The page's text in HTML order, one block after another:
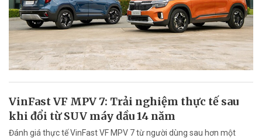
VinFast VF MPV 7: Trải nghiệm thực tế sau
khi đổi từ SUV máy dầu 14 năm
Đánh giá thực tế VinFast VF MPV 7 từ người dùng sau hơn một